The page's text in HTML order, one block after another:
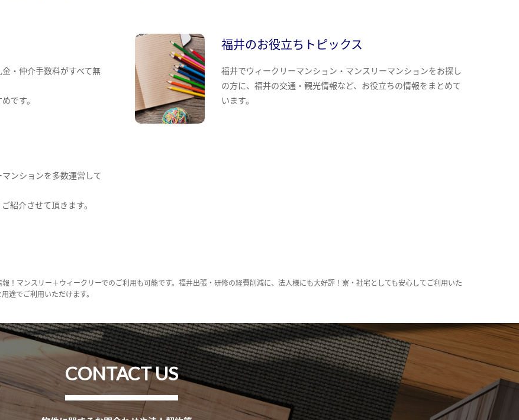
・仲介手数料がすべて無
です。
福井のお役立ちトピックス
福井でウィークリーマンション・マンスリーマンションをお探し
の方に、福井の交通・観光情報など、お役立ちの情報をまとめて
います。
ンションを多数運営して
紹介させて頂きます。
！マンスリー＋ウィークリーでのご利用も可能です。福井出張・研修の経費削減に、法人様にも大好評！寮・社宅としても安心してご利用いた
途でご利用いただけます。
CONTACT US